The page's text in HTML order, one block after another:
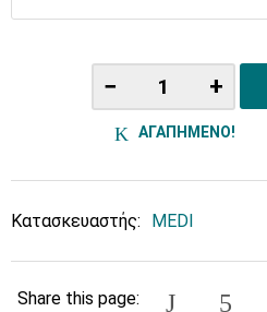
− +
ΑΓΑΠΗΜΕΝΟ!
Κατασκευαστής: MEDI
Share this page: